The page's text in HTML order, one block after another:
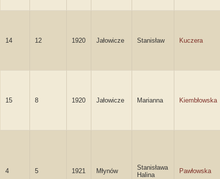
14 12 1920 Jałowicze Stanisław Kuczera
15 8 1920 Jałowicze Marianna Kiembłowska
4 5 1921 Młynów
Stanisława
Halina
Pawłowska